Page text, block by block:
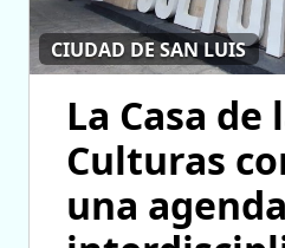
CIUDAD DE SAN LUIS
La Casa de
Culturas
una agenda